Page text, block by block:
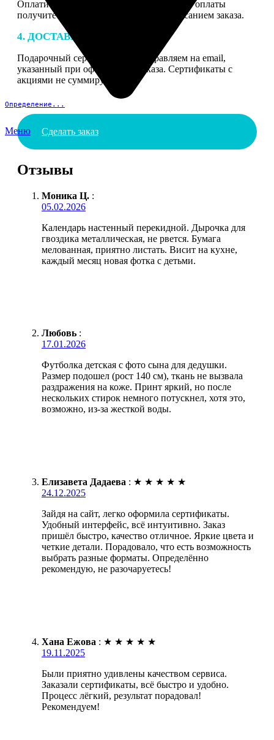
Определение...
Меню
Оплатите заказ банковской картой. После оплаты
получите подтверждение на email с описанием заказа.
4. ДОСТАВКА И ОПЛАТА
Подарочный сертификат мы отправляем на email,
указанный при оформлении заказа. Сертификаты с
акциями не суммируются.
Сделать заказ
Отзывы
Моника Ц. :
05.02.2026
Календарь настенный перекидной. Дырочка для
гвоздика металлическая, не рвется. Бумага
мелованная, приятно листать. Висит на кухне,
каждый месяц новая фотка с детьми.
Любовь :
17.01.2026
Футболка детская с фото сына для дедушки.
Размер подошел (рост 140 см), ткань не вызвала
раздражения на коже. Принт яркий, но после
нескольких стирок немного потускнел, хотя это,
возможно, из-за жесткой воды.
Елизавета Дадаева : ★ ★ ★ ★ ★
24.12.2025
Зайдя на сайт, легко оформила сертификаты.
Удобный интерфейс, всё интуитивно. Заказ
пришёл быстро, качество отличное. Яркие цвета и
четкие детали. Порадовало, что есть возможность
выбрать разные форматы. Определённо
рекомендую, не разочаруетесь!
Хана Ежова : ★ ★ ★ ★ ★
19.11.2025
Были приятно удивлены качеством сервиса.
Заказали сертификаты, всё быстро и удобно.
Процесс лёгкий, результат порадовал!
Рекомендуем!